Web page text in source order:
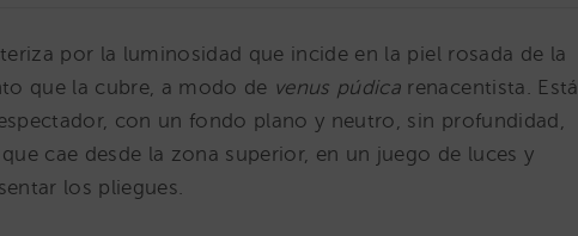
por la luminosidad que incide en la piel rosada de la
que la cubre, a modo de venus púdica renacentista. Está
con un fondo plano y neutro, sin profundidad,
cae desde la zona superior, en un juego de luces y
los pliegues.